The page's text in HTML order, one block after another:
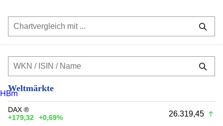
Weltmärkte
DAX ®
+179,32
+0,69% 26.319,45
HBm